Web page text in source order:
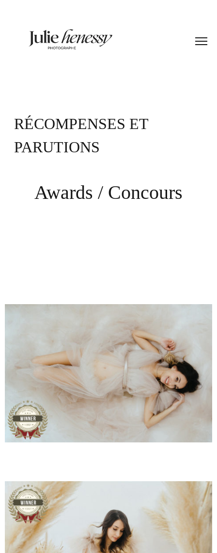
RÉCOMPENSES ET
PARUTIONS
Awards / Concours